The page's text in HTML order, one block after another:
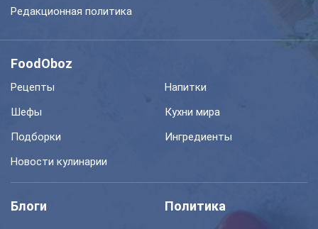
Редакционная политика
FoodOboz
Рецепты
Напитки
Шефы
Кухни мира
Подборки
Ингредиенты
Новости кулинарии
Блоги Политика